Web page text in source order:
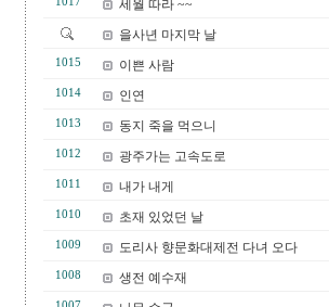
세월 따라 ~~
을사년 마지막 날
1015 이쁜 사람
1014 인연
1013 동지 죽을 먹으니
1012 광주가는 고속도로
1011 내가 내게
1010 초재 있었던 날
1009 도리사 향문화대제전 다녀 오다
1008 생전 예수재